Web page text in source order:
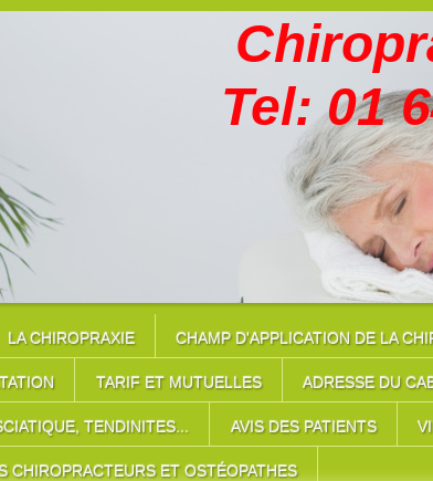
Tel: 01
LA CHIROPRAXIE CHAMP D'APPLICATION DE LA
TARIF ET MUTUELLES ADRESSE DU
TENDINITES... AVIS DES PATIENTS
CHIROPRACTEURS ET OSTÉOPATHES